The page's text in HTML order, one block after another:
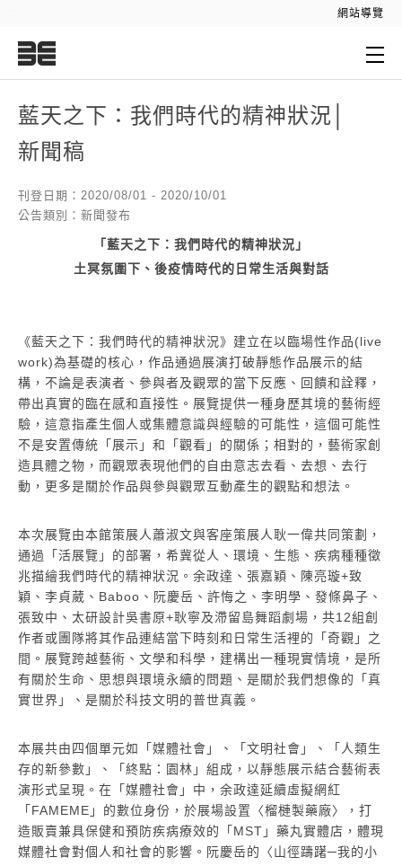
網站導覽
藍天之下：我們時代的精神狀況│
新聞稿
刊登日期：2020/08/01 - 2020/10/01
公告類別：新聞發布
「藍天之下：我們時代的精神狀況」
土冥氛圍下、後疫情時代的日常生活與對話
《藍天之下：我們時代的精神狀況》建立在以臨場性作品(live
work)為基礎的核心，作品通過展演打破靜態作品展示的結
構，不論是表演者、參與者及觀眾的當下反應、回饋和詮釋，
帶出真實的臨在感和直接性。展覽提供一種身歷其境的藝術經
驗，這意指產生個人或集體意識與經驗的可能性，這個可能性
不是安置傳統「展示」和「觀看」的關係；相對的，藝術家創
造具體之物，而觀眾表現他們的自由意志去看、去想、去行
動，更多是關於作品與參與觀眾互動產生的觀點和想法。
本次展覽由本館策展人蕭淑文與客座策展人耿一偉共同策劃，
通過「活展覽」的部署，希冀從人、環境、生態、疾病種種徵
兆描繪我們時代的精神狀況。余政達、張嘉穎、陳亮璇+致
穎、李貞葳、Baboo、阮慶岳、許悔之、李明學、發條鼻子、
張致中、太研設計吳書原+耿寧及滯留島舞蹈劇場，共12組創
作者或團隊將其作品連結當下時刻和日常生活裡的「奇觀」之
間。展覽跨越藝術、文學和科學，建構出一種現實情境，是所
有關於生命、思想與環境永續的問題、是關於我們想像的「真
實世界」、是關於科技文明的普世真義。
本展共由四個單元如「媒體社會」、「文明社會」、「人類生
存的新參數」、「終點：園林」組成，以靜態展示結合藝術表
演形式呈現。在「媒體社會」中，余政達延續虛擬網紅
「FAMEME」的數位身份，於展場設置〈榴槤製藥廠〉，打
造販賣兼具保健和預防疾病療效的「MST」藥丸實體店，體現
媒體社會對個人和社會的影響。阮慶岳的〈山徑躊躇─我的小